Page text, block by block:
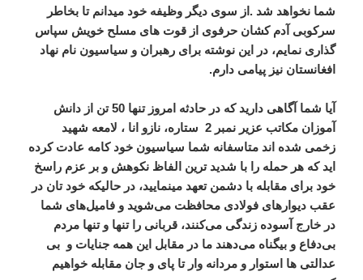
شما نخواهد شد . از سوی دیگر وظیفه خود میدانم تا بخاطر
سرکوبی آدم کشان حرفوی از قوت های مسلح خویش سپاس
گذاری نمایم، در این نوشته برای رهبران و سیاسیون نام نهاد
افغانستان نیز پیامی دارم.
آیا شما آگاهی دارید که در حادثه امروز تنها 50 تن از دانش
آموزان مکاتب عزیر نمبر 2 ستاره، نازو انا ، لامعه شهید
زخمی شده اند متاسفانه شما سیاسیون خود کامه عادت کرده
اید که هر حمله را با شدید ترین الفاظ نکوهش و بر عزم راسخ
خود برای مقابله با دشمن تعهد مینمایید، در حالیکه خود تان در
عقب دیوارهای فولادی محافظت میشوید و فامیلهای شما
در خارج آسوده زندگی میکنند، قربانی را تنها و تنها مردم
بیدفاع و بیگناه میدهند ما در مقابل این همه جنایات و بی
عدالتی ها استوار و مردانه وار تا پای و جان مقابله خواهیم